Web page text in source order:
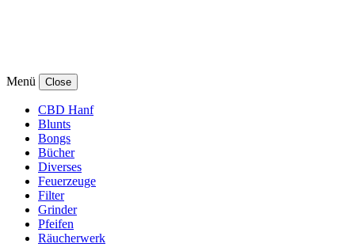
Menü Close
CBD Hanf
Blunts
Bongs
Bücher
Diverses
Feuerzeuge
Filter
Grinder
Pfeifen
Räucherwerk